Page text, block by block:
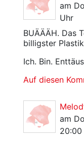
am
Uhr
BUÄÄÄH. Das
billigster
Ich. Bin.
Auf diesen
am
20:00